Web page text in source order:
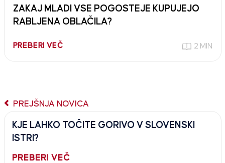
ZAKAJ MLADI VSE POGOSTEJE KUPUJEJO
RABLJENA OBLAČILA?
PREBERI VEČ 2 MIN
PREJŠNJA NOVICA
KJE LAHKO TOČITE GORIVO V SLOVENSKI
ISTRI?
PREBERI VEČ